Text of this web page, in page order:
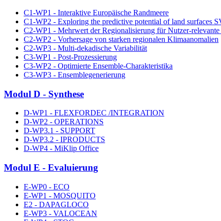
C1-WP1 - Interaktive Europäische Randmeere
C1-WP2 - Exploring the predictive potential of land surfaces
C2-WP1 - Mehrwert der Regionalisierung für Nutzer-relevante
C2-WP2 - Vorhersage von starken regionalen Klimaanomalien
C2-WP3 - Multi-dekadische Variabilität
C3-WP1 - Post-Prozessierung
C3-WP2 - Optimierte Ensemble-Charakteristika
C3-WP3 - Ensemblegenerierung
Modul D - Synthese
D-WP1 - FLEXFORDEC /INTEGRATION
D-WP2 - OPERATIONS
D-WP3.1 - SUPPORT
D-WP3.2 - IPRODUCTS
D-WP4 - MiKlip Office
Modul E - Evaluierung
E-WP0 - ECO
E-WP1 - MOSQUITO
E2 - DAPAGLOCO
E-WP3 - VALOCEAN